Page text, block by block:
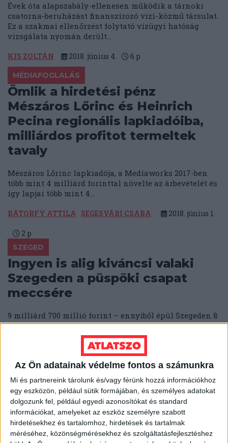
Az Ön adatainak védelme fontos a számunkra
Mi és partnereink tárolunk és/vagy férünk hozzá információkhoz
egy eszközön, például sütik formájában, és személyes adatokat
dolgozunk fel, például egyedi azonosítókat és standard
információkat, amelyeket az eszköz személyre szabott
hirdetésekhez és tartalomhoz, hirdetések és tartalmak
méréséhez, közönségmérésekhez és szolgáltatásfejlesztéshez
Évek óta alapszabály-ellenesen működik a tárnoki
csatorna-beruházást finanszírozó vízi-közmű társulat.
Ez a szakmai ellenőrzést folytató vízügyi hatóság
vizsgálata nyomán derült...
KIS ZOLTÁN 2018. június 4. 6 p
MÉDIAFOGLALÁS
Ömlik a hirdetési pénz
Mészáros Lőrinc és Heinrich
Pecina regionális lapkiadóiba,
milliárdos profitot termeltek
tavaly
Mészáros Lőrinc lapkiadója, a Mediaworks 2017-ben
több mint 4 milliárd forinttal növelte az árbevételét és
így lapjai több mint 4...
BÁTORFY ATTILA SEGESVÁRI CSABA 2018. június 1.
2 p
SZEGED
Ingyen is alig kiváncsi valaki
Szegeden a püspöki csapat
meccsére
9 milliárd 700 millió forint – ennyiből épül Szegeden 8
ezer férőhelyes stadion részben annak a
focicsapatnak, melynek az átlagos...
2018. május 31.
Bebukta a feljelentést Márki-
Zay ellen az őszödi
kamuszivárogtató